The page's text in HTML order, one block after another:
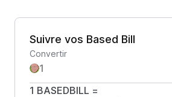
Suivre vos Based Bill
Convertir
1 BASEDBILL =